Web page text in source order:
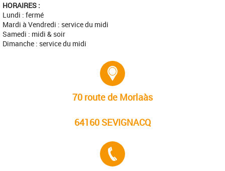
HORAIRES :
Lundi : fermé
Mardi à Vendredi : service du midi
Samedi : midi & soir
Dimanche : service du midi
70 route de Morlaàs
64160 SEVIGNACQ